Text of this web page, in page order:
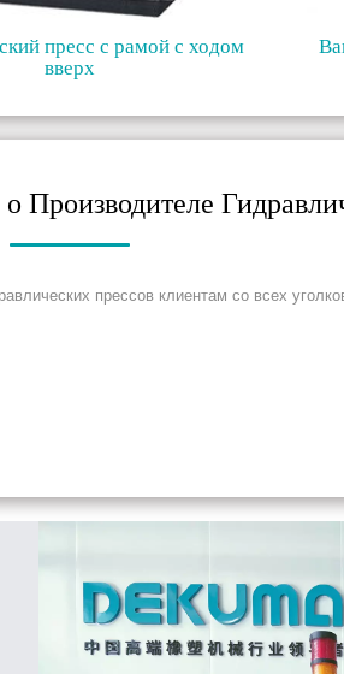
пресс с рамой с ходом
вверх
Производителе
прессов клиентам со всех